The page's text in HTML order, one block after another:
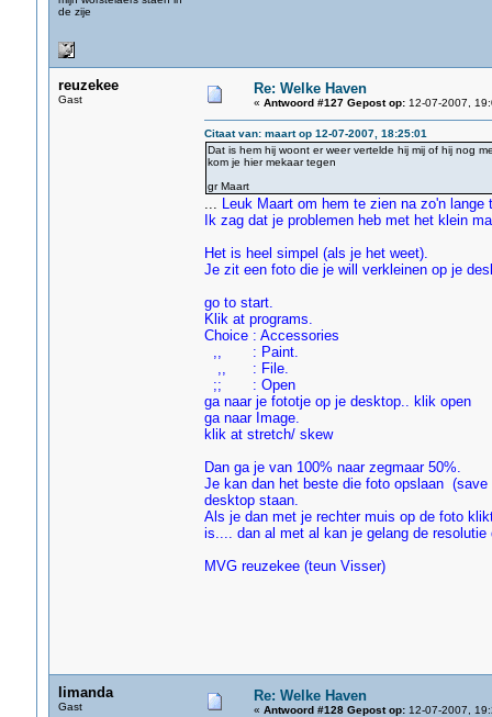
de zije
reuzekee
Gast
Re: Welke Haven
« Antwoord #127 Gepost op:12-07-2007,
Citaat van: maart op 12-07-2007, 18:25:01
Dat is hem hij woont er weer vertelde hij mij of hij nog
kom je hier mekaar tegen
gr Maart
... Leuk Maart om hem te zien na zo'n lange
Ik zag dat je problemen heb met het klein
Het is heel simpel (als je het weet).
Je zit een foto die je will verkleinen op je
go to start.
Klik at programs.
Choice : Accessories
,, : Paint.
,, : File.
;; : Open
ga naar je fototje op je desktop.. klik open
ga naar Image.
klik at stretch/ skew
Dan ga je van 100% naar zegmaar 50%.
Je kan dan het beste die foto opslaan
desktop staan.
Als je dan met je rechter muis op de foto
is.... dan al met al kan je gelang de
MVG reuzekee (teun Visser)
limanda
Gast
Re: Welke Haven
« Antwoord #128 Gepost op:12-07-2007,